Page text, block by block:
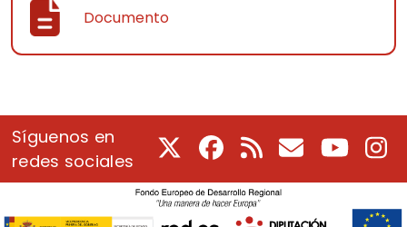
Documento
Síguenos en
redes sociales
Facebook
RSS CorreoYoutube